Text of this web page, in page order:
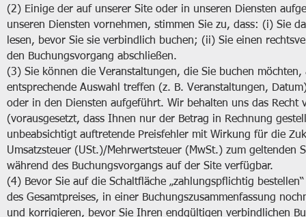
(2) Einige der auf unserer Site oder in unseren Diensten
unseren Diensten vornehmen, stimmen Sie zu, dass: (i) Sie
lesen, bevor Sie sie verbindlich buchen; (ii) Sie einen
den Buchungsvorgang abschließen.
(3) Sie können die Veranstaltungen, die Sie buchen
entsprechende Auswahl treffen (z. B. Veranstaltungen,
oder in den Diensten aufgeführt. Wir behalten uns das Recht
(vorausgesetzt, dass Ihnen nur der Betrag in Rechnung
unbeabsichtigt auftretende Preisfehler mit Wirkung für die
Umsatzsteuer (USt.)/Mehrwertsteuer (MwSt.) zum geltenden
während des Buchungsvorgangs auf der Site verfügbar.
(4) Bevor Sie auf die Schaltfläche „zahlungspflichtig
des Gesamtpreises, in einer Buchungszusammenfassung
und korrigieren, bevor Sie Ihren endgültigen verbindlichen